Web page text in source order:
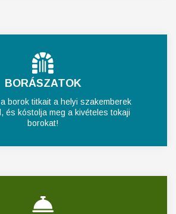
BORÁSZATOK
borok titkait a helyi szakemberek
és kóstolja meg a kivételes tokaji
borokat!